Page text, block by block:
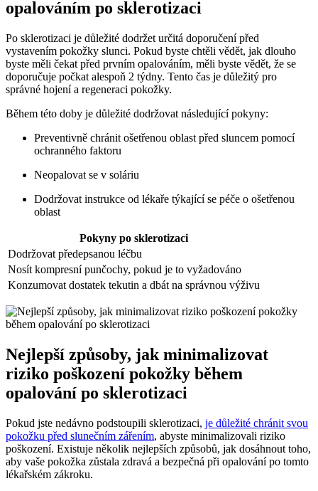
opalováním po sklerotizaci
Po sklerotizaci je důležité dodržet určitá doporučení před
vystavením pokožky slunci. Pokud byste chtěli vědět, jak dlouho
byste měli čekat před prvním opalováním, měli byste vědět, že se
doporučuje počkat alespoň 2 týdny. Tento čas je důležitý pro
správné hojení a regeneraci pokožky.
Během této doby je důležité dodržovat následující pokyny:
Preventivně chránit ošetřenou oblast před sluncem pomocí
ochranného faktoru
Neopalovat se v soláriu
Dodržovat instrukce od lékaře týkající se péče o ošetřenou
oblast
Pokyny po sklerotizaci
Dodržovat předepsanou léčbu
Nosít kompresní punčochy, pokud je to vyžadováno
Konzumovat dostatek tekutin a dbát na správnou výživu
Nejlepší způsoby, jak minimalizovat
riziko poškození pokožky během
opalování po sklerotizaci
Pokud jste nedávno podstoupili sklerotizaci, je důležité chránit svou
pokožku před slunečním zářením, abyste minimalizovali riziko
poškození. Existuje několik nejlepších způsobů, jak dosáhnout toho,
aby vaše pokožka zůstala zdravá a bezpečná při opalování po tomto
lékařském zákroku.